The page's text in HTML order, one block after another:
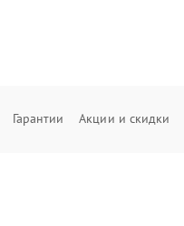
Гарантии Акции и скидки